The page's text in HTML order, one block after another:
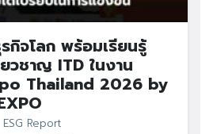
กิจโลก พร้อมเรียนรู้
วชาญ ITD ในงาน
Thailand 2026 by
ESG Report